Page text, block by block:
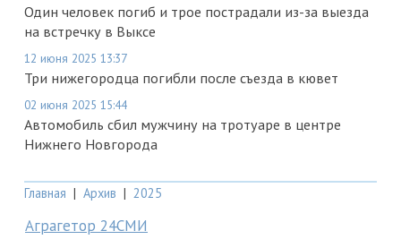
Один человек погиб и трое пострадали из-за выезда
на встречку в Выксе
12 июня 2025 13:37
Три нижегородца погибли после съезда в кювет
02 июня 2025 15:44
Автомобиль сбил мужчину на тротуаре в центре
Нижнего Новгорода
Главная | Архив | 2025
Аграгетор 24СМИ